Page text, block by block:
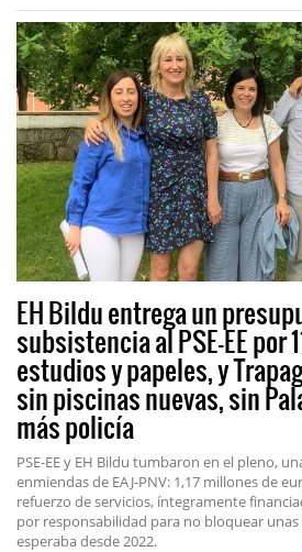
EH Bildu entrega un
subsistencia al PSE-EE por
estudios y papeles, y
sin piscinas nuevas, sin
más policía
PSE-EE y EH Bildu tumbaron en el pleno,
enmiendas de EAJ-PNV: 1,17 millones de
refuerzo de servicios, íntegramente
por responsabilidad para no bloquear
esperaba desde 2022.